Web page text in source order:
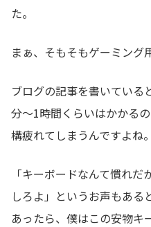
た。
まぁ、そもそもゲーミング
ブログの記事を書いている
分～1時間くらいはかかる
構疲れてしまうんですよね。
「キーボードなんて慣れ
しろよ」というお声もある
あったら、僕はこの安物キ